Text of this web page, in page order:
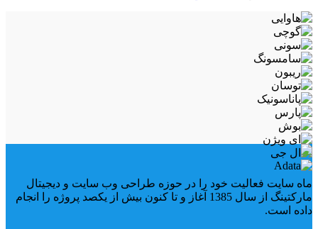
ماه سایت فعالیت خود را در حوزه طراحی وب سایت و دیجیتال
مارکتینگ از سال 1385 آغاز و تا کنون بیش از یکصد پروژه را انجام
داده است.